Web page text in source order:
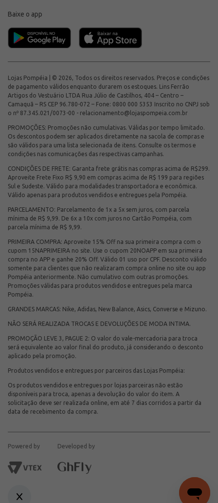
Baixe o app
Lojas Pompéia | © 2026, Todos os direitos reservados. Preços e condições
de pagamento válidos enquanto durarem os estoques. Lins Ferrão
Artigos do Vestuário LTDA Rua Júlio de Castilhos, 404 – Centro –
Camaquã – RS CEP 96.780-072 – Fone: 0800 000 5353 Inscrito no CNPJ sob
o nº 87.345.021/0073-00 - relacionamento@lojaspompeia.com.br
PROMOÇÕES: Promoções não cumulativas. Válidas por tempo limitado.
Os descontos podem ser aplicados diretamente na sacola de compras e
são válidos para uma lista selecionada de itens. Consulte os termos e
condições nas comunicações das respectivas campanhas.
CONDIÇÕES DE FRETE: Garanta frete grátis nas compras acima de R$299.
Aproveite Frete Fixo R$ 9,90 em compras acima de R$ 199 para regiões
Sul e Sudeste. Válido para modalidades transportadora e econômica.
Válido apenas para produtos vendidos e entregues pela Pompéia.
PARCELAMENTO: Parcelamento de 1x a 5x sem juros, com parcela
mínima de R$ 9,99. De 6x a 10x com juros no Cartão Pompéia, com
parcela mínima de R$ 9,99.
PRIMEIRA COMPRA: Aproveite 15% Off na sua primeira compra com o
cupom 15NAPRIMEIRA no site. Use o cupom 20NOAPP em sua primeira
compra no APP e ganhe 20% Off. Válido 01 uso por CPF. Desconto válido
somente para clientes que não realizaram compra online no site ou app
Pompéia anteriormente. Não cumulativo com outras promoções.
Promoções válidas para produtos vendidos e entregues pela marca
Pompéia.
GRANDES MARCAS: Nike, Adidas, New Balance, Asics, Converse e Mizuno.
NÃO SERÁ REALIZADA TROCAS E DEVOLUÇÕES DE MODA INTIMA.
PROMOÇÃO LEVE 3, PAGUE 2: O valor do vale-mercadoria para troca
será equivalente ao valor final do produto, já considerando o desconto
aplicado pela promoção.
Produtos vendidos e entregues por parceiros das Lojas Pompéia:
Os produtos vendidos e entregues por lojas parceiras não estão
disponíveis para troca, apenas a devolução do valor do item. A
solicitação deve ser realizada online, em até 7 dias corridos a partir da
data de recebimento da compra.
Powered by Developed by